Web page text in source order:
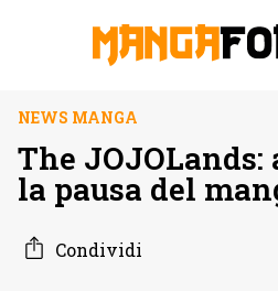
NEWS MANGA
The
la pausa del
Condividi